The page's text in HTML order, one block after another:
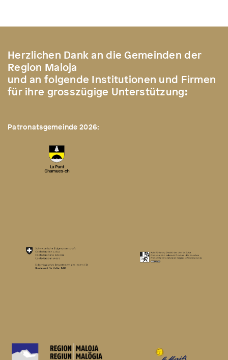
Herzlichen Dank an die Gemeinden der
Region Maloja
und an folgende Institutionen und Firmen
für ihre grosszügige Unterstützung:
Patronatsgemeinde 2026: